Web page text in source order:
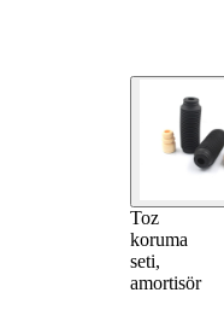
Toz
koruma
seti,
amortisör